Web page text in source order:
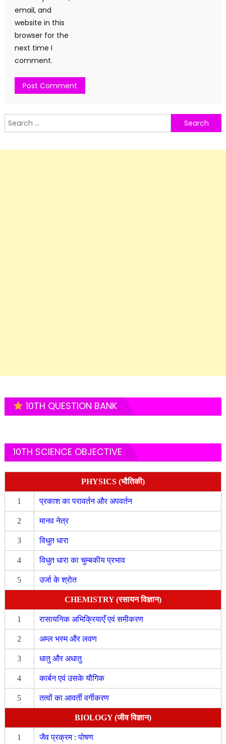
email, and
website in this
browser for the
next time I
comment.
Search
for:
10TH QUESTION BANK
10TH SCIENCE OBJECTIVE
PHYSICS (भौतिकी)
1 प्रकाश का परावर्तन और अपवर्तन
2 मानव नेत्र
3 विधुत धारा
4 विधुत धारा का चुम्बकीय प्रभाव
5 उर्जा के श्रोत
CHEMISTRY (रसायन विज्ञान)
1 रासायनिक अभिक्रियाएँ एवं समीकरण
2 अम्ल भस्म और लवण
3 धातु और अधातु
4 कार्बन एवं उसके यौगिक
5 तत्वों का आवर्ती वर्गीकरण
BIOLOGY (जीव विज्ञान)
1 जैव प्रक्रम : पोषण